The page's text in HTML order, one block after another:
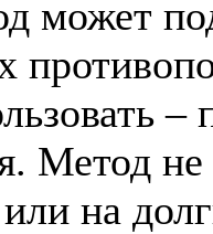
может
Метод
на